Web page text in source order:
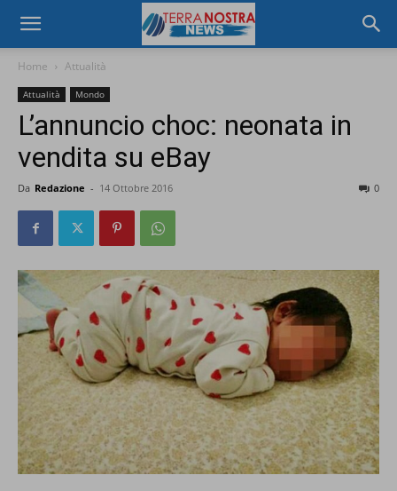
Home Attualità
Attualità Mondo
L’annuncio choc: neonata in
vendita su eBay
Da Redazione - 14 Ottobre 2016 0